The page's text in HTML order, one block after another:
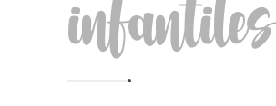
infantiles